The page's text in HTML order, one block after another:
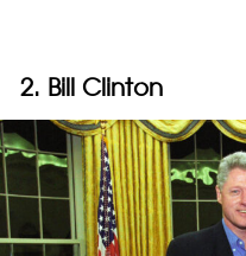
2. Bill Clinton